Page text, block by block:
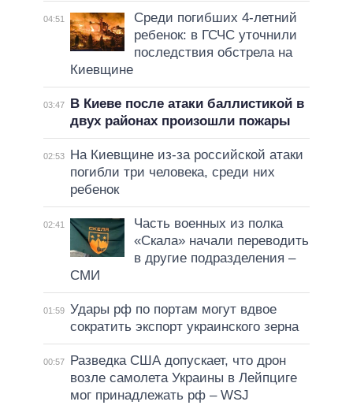
04:51
Среди погибших 4-летний
ребенок: в ГСЧС уточнили
последствия обстрела на
Киевщине
03:47
В Киеве после атаки баллистикой в
двух районах произошли пожары
02:53
На Киевщине из-за российской атаки
погибли три человека, среди них
ребенок
02:41
Часть военных из полка
«Скала» начали переводить
в другие подразделения –
СМИ
01:59 Удары рф по портам могут вдвое
сократить экспорт украинского зерна
00:57
Разведка США допускает, что дрон
возле самолета Украины в Лейпциге
мог принадлежать рф – WSJ